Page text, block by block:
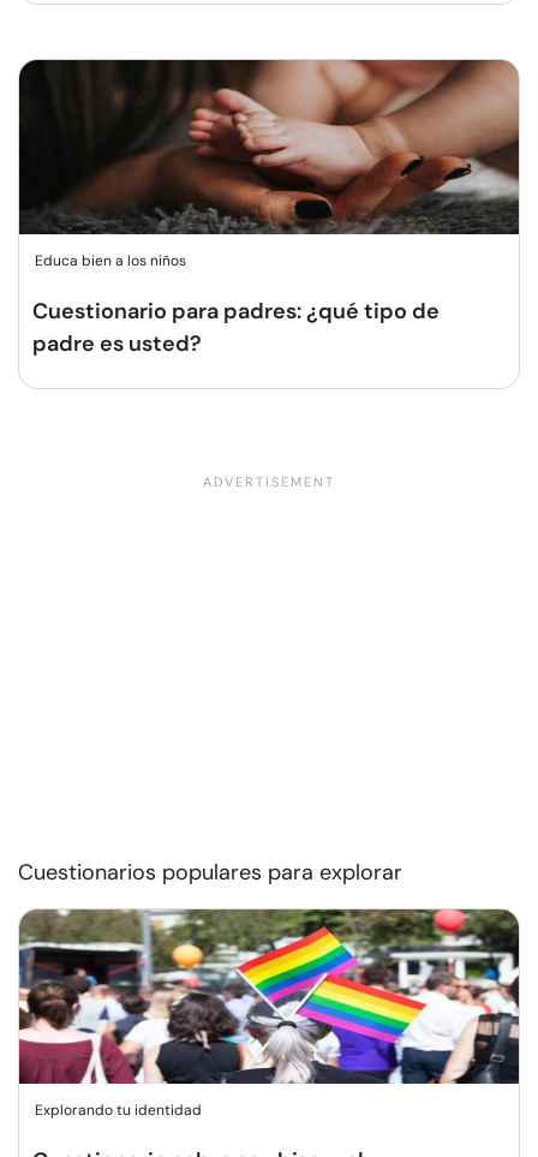
Educa bien a los niños
Cuestionario para padres: ¿qué tipo de
padre es usted?
Cuestionarios populares para explorar
Explorando tu identidad